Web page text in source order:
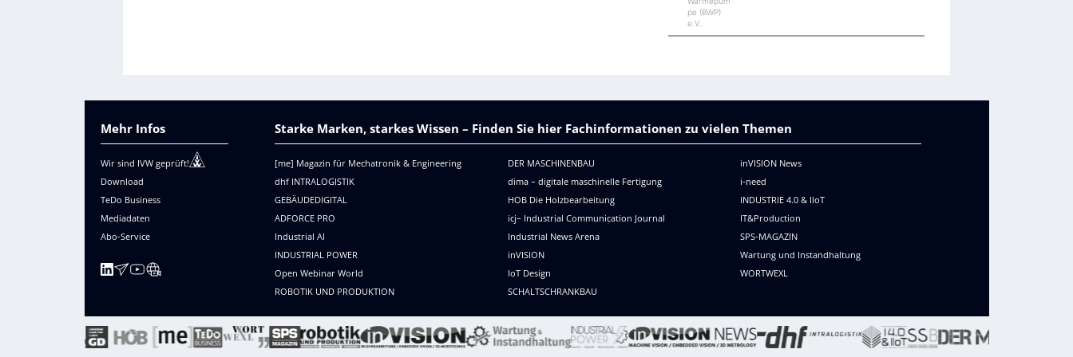
pe (BWP)
e.V.
Mehr Infos
Wir sind IVW geprüft!
Download
TeDo Business
Mediadaten
Abo-Service
Starke Marken, starkes Wissen – Finden Sie hier Fachinformationen zu vielen Themen
[me] Magazin für Mechatronik & Engineering
dhf INTRALOGISTIK
GEBÄUDEDIGITAL
ADFORCE PRO
Industrial AI
INDUSTRIAL POWER
Open Webinar World
ROBOTIK UND PRODUKTION
DER MASCHINENBAU
dima – digitale maschinelle Fertigung
HOB Die Holzbearbeitung
icj– Industrial Communication Journal
Industrial News Arena
inVISION
IoT Design
SCHALTSCHRANKBAU
inVISION News
i-need
INDUSTRIE 4.0 & IIoT
IT&Production
SPS-MAGAZIN
Wartung und Instandhaltung
WORTWEXL